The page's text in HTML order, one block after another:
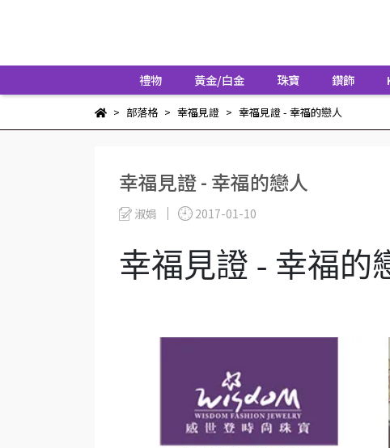
禮物 黃金/白金 珠寶 鑽飾
部落格 幸福見證 幸福見證 - 幸福的戀人
幸福見證 - 幸福的戀人
淑娟 2017-01-10
幸福見證 - 幸福的